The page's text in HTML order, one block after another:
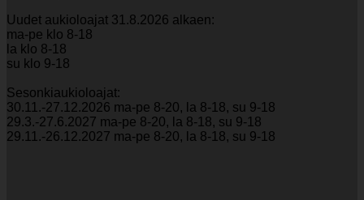
Uudet aukioloajat 31.8.2026 alkaen:
ma-pe klo 8-18
la klo 8-18
su klo 9-18
Sesonkiaukioloajat:
30.11.-27.12.2026 ma-pe 8-20, la 8-18, su 9-18
29.3.-27.6.2027 ma-pe 8-20, la 8-18, su 9-18
29.11.-26.12.2027 ma-pe 8-20, la 8-18, su 9-18